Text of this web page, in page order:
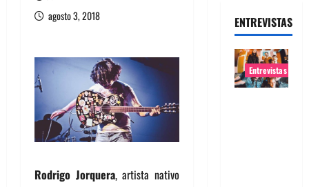
agosto 3, 2018
Rodrigo Jorquera, artista nativo
ENTREVISTAS
Entrevistas